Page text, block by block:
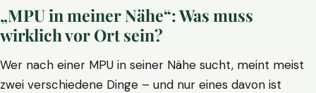
„MPU in meiner Nähe“: Was muss
wirklich vor Ort sein?
Wer nach einer MPU in seiner Nähe sucht, meint meist
zwei verschiedene Dinge – und nur eines davon ist